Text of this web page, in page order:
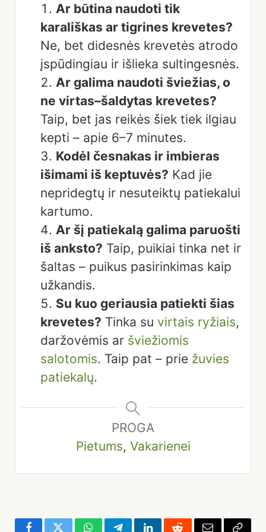
Ar būtina naudoti tik
karališkas ar tigrines krevetes?
Ne, bet didesnės krevetės atrodo
įspūdingiau ir išlieka sultingesnės.
Ar galima naudoti šviežias, o
ne virtas–šaldytas krevetes?
Taip, bet jas reikės šiek tiek ilgiau
kepti – apie 6–7 minutes.
Kodėl česnakas ir imbieras
išimami iš keptuvės? Kad jie
nepridegtų ir nesuteiktų patiekalui
kartumo.
Ar šį patiekalą galima paruošti
iš anksto? Taip, puikiai tinka net ir
šaltas – puikus pasirinkimas kaip
užkandis.
Su kuo geriausia patiekti šias
krevetes? Tinka su virtais ryžiais,
daržovėmis ar šviežiomis
salotomis. Taip pat – prie žuvies
patiekalų.
PROGA
Pietums, Vakarienei